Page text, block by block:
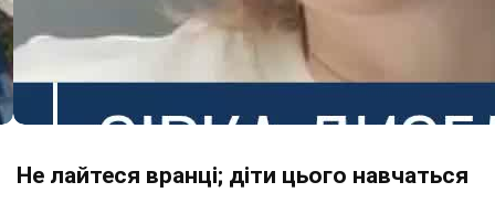
Не лайтеся вранці; діти цього навчаться